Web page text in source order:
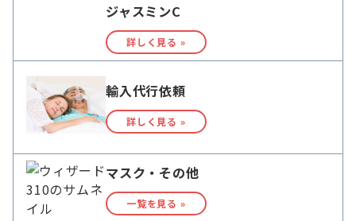
ジャスミンC
詳しく見る »
輸入代行依頼
詳しく見る »
マスク・その他
一覧を見る »